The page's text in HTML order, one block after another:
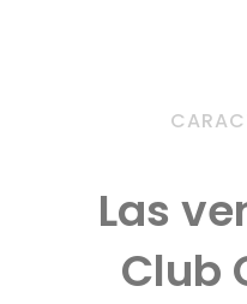
Las
Club